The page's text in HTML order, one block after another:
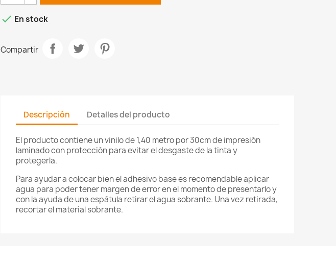
 En stock
Compartir
Descripción Detalles del producto
El producto contiene un vinilo de 1,40 metro por 30cm de impresión
laminado con protección para evitar el desgaste de la tinta y
protegerla.
Para ayudar a colocar bien el adhesivo base es recomendable aplicar
agua para poder tener margen de error en el momento de presentarlo y
con la ayuda de una espátula retirar el agua sobrante. Una vez retirada,
recortar el material sobrante.